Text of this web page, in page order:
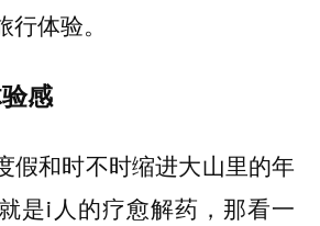
体验。
感
假和时不时缩进大山里的年
是i人的疗愈解药，那看一